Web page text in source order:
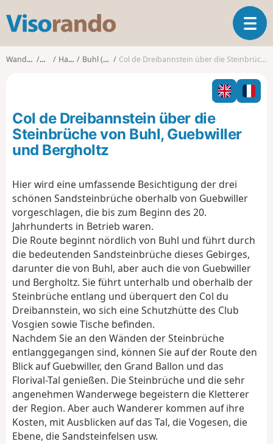
s
o
o
T
o
g
l
n
Wanderungen ElsassHaut-Rhin Buhl (Haut-Rhin) Col de Dreibannstein über die Steinbrüche von Buhl, Guebwiller und Bergholtz
Col de Dreibannstein über die
Steinbrüche von Buhl, Guebwiller
und Bergholtz
Hier wird eine umfassende Besichtigung der drei
schönen Sandsteinbrüche oberhalb von Guebwiller
vorgeschlagen, die bis zum Beginn des 20.
Jahrhunderts in Betrieb waren.
Die Route beginnt nördlich von Buhl und führt durch
die bedeutenden Sandsteinbrüche dieses Gebirges,
darunter die von Buhl, aber auch die von Guebwiller
und Bergholtz. Sie führt unterhalb und oberhalb der
Steinbrüche entlang und überquert den Col du
Dreibannstein, wo sich eine Schutzhütte des Club
Vosgien sowie Tische befinden.
Nachdem Sie an den Wänden der Steinbrüche
entlanggegangen sind, können Sie auf der Route den
Blick auf Guebwiller, den Grand Ballon und das
Florival-Tal genießen. Die Steinbrüche und die sehr
angenehmen Wanderwege begeistern die Kletterer
der Region. Aber auch Wanderer kommen auf ihre
Kosten, mit Ausblicken auf das Tal, die Vogesen, die
Ebene, die Sandsteinfelsen usw.